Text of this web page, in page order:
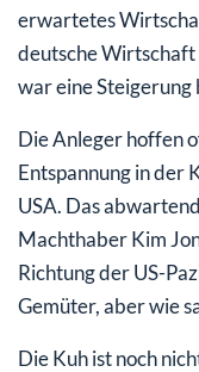
erwartetes
deutsche
war eine
Die Anleger hoffen
Entspannung in der
USA. Das
Machthaber Kim
Richtung der US-
Gemüter, aber wie
Die Kuh ist noch